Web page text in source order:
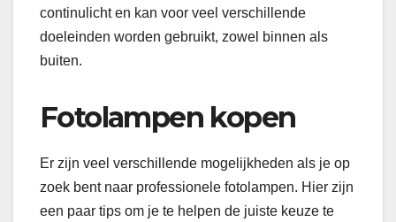
continulicht en kan voor veel verschillende
doeleinden worden gebruikt, zowel binnen als
buiten.
Fotolampen kopen
Er zijn veel verschillende mogelijkheden als je op
zoek bent naar professionele fotolampen. Hier zijn
een paar tips om je te helpen de juiste keuze te